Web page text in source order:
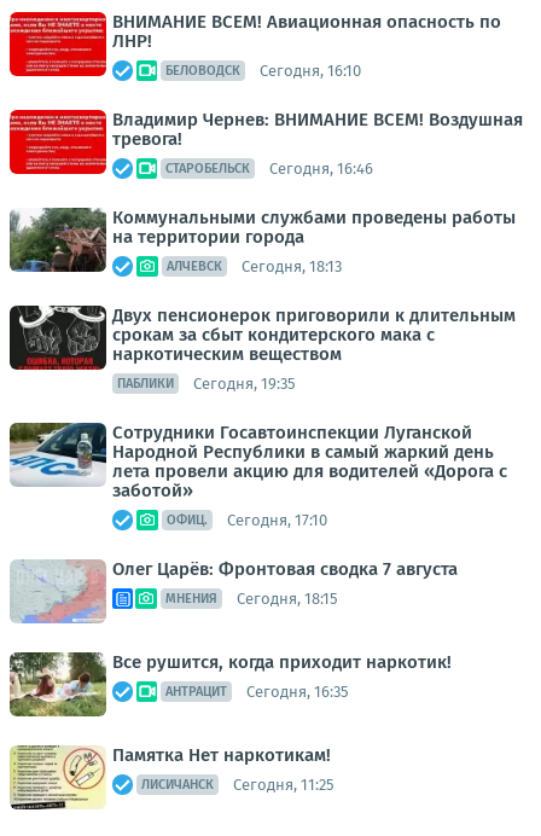
ВНИМАНИЕ ВСЕМ! Авиационная опасность по
ЛНР!
БЕЛОВОДСК Сегодня, 16:10
Владимир Чернев: ВНИМАНИЕ ВСЕМ! Воздушная
тревога!
СТАРОБЕЛЬСК Сегодня, 16:46
Коммунальными службами проведены работы
на территории города
АЛЧЕВСК Сегодня, 18:13
Двух пенсионерок приговорили к длительным
срокам за сбыт кондитерского мака с
наркотическим веществом
ПАБЛИКИ Сегодня, 19:35
Сотрудники Госавтоинспекции Луганской
Народной Республики в самый жаркий день
лета провели акцию для водителей «Дорога с
заботой»
ОФИЦ. Сегодня, 17:10
Олег Царёв: Фронтовая сводка 7 августа
МНЕНИЯ Сегодня, 18:15
Все рушится, когда приходит наркотик!
АНТРАЦИТ Сегодня, 16:35
Памятка Нет наркотикам!
ЛИСИЧАНСК Сегодня, 11:25